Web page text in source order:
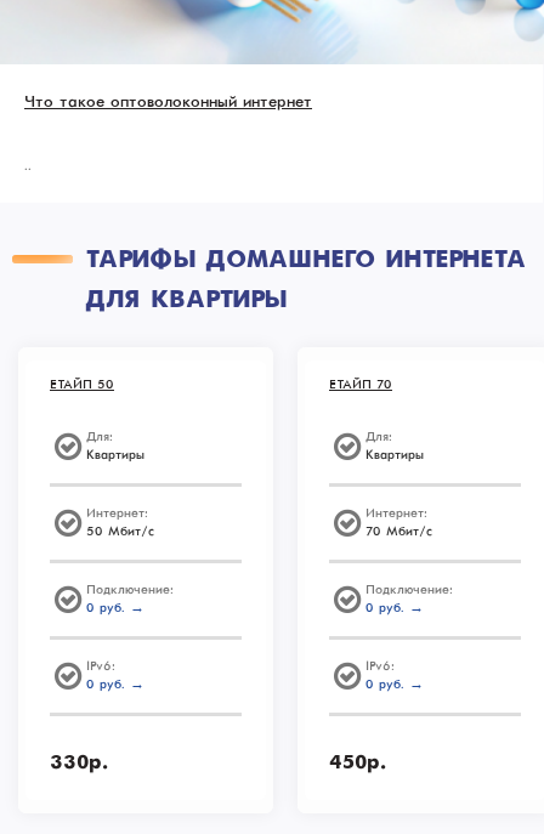
Что такое оптоволоконный интернет
..
ТАРИФЫ ДОМАШНЕГО ИНТЕРНЕТА
ДЛЯ КВАРТИРЫ
ЕТАЙП 50
Для:
Квартиры
Интернет:
50 Мбит/с
Подключение:
0 руб. →
IPv6:
0 руб. →
330р.
ЕТАЙП 70
Для:
Квартиры
Интернет:
70 Мбит/с
Подключение:
0 руб. →
IPv6:
0 руб. →
450р.